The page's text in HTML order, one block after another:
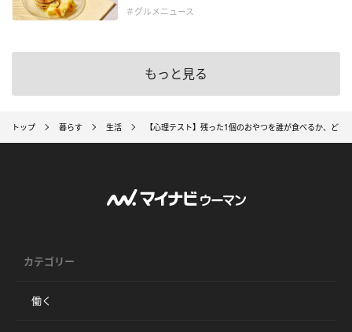
＃グルメニュース
もっと見る
トップ 暮らす 生活 【心理テスト】残った1個のおやつを誰が食べるか、ど
カテゴリー
働く